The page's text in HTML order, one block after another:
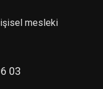
mesleki
03